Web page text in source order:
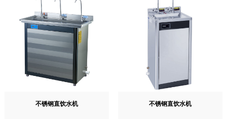
不锈钢直饮水机 不锈钢直饮水机